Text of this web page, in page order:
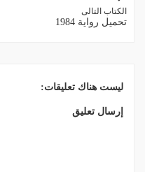
الكتاب التالى
تحميل رواية 1984
ليست هناك تعليقات:
إرسال تعليق